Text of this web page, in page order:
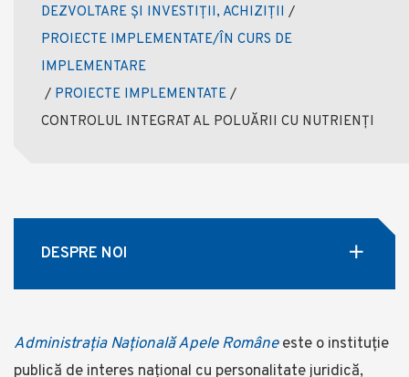
DEZVOLTARE ȘI INVESTIȚII, ACHIZIȚII /
PROIECTE IMPLEMENTATE/ÎN CURS DE
IMPLEMENTARE
/ PROIECTE IMPLEMENTATE /
CONTROLUL INTEGRAT AL POLUĂRII CU NUTRIENȚI
DESPRE NOI
Administrația Națională Apele Româneeste o instituție
publică de interes național cu personalitate juridică,